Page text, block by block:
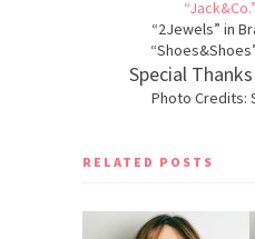
“Jack&Co.”
“2Jewels” in
Special
Photo Credits:
RELATED POSTS